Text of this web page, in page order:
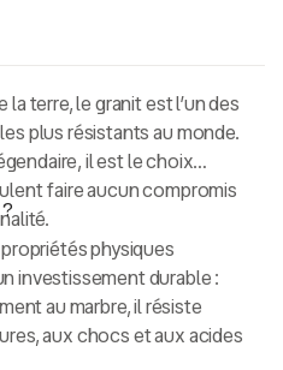
terre, le granit est l’un des
plus résistants au monde.
, il est le choix
faire aucun compromis
physiques
investissement durable :
au marbre, il résiste
aux chocs et aux acides